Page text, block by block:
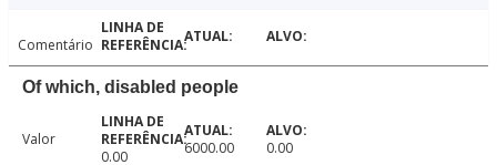
Comentário
Of which, disabled people
Valor
0.00
6000.00 0.00